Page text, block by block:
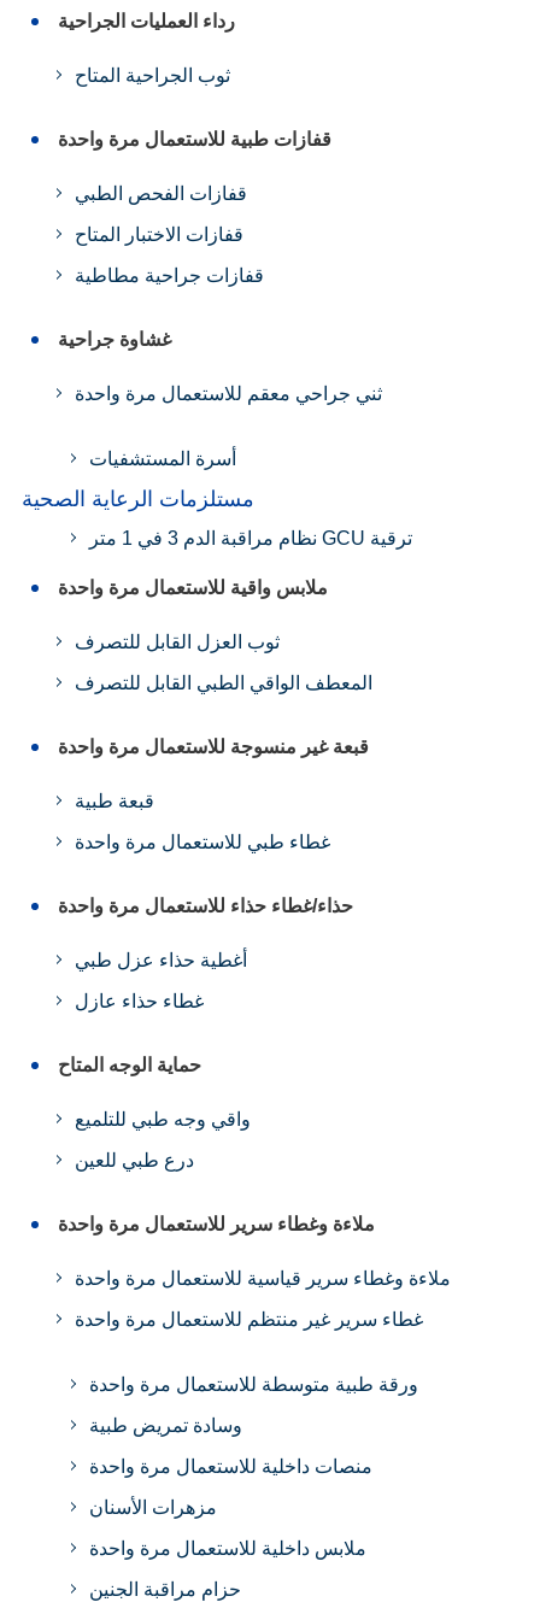
رداء العمليات الجراحية
ثوب الجراحية المتاح
قفازات طبية للاستعمال مرة واحدة
قفازات الفحص الطبي
قفازات الاختبار المتاح
قفازات جراحية مطاطية
غشاوة جراحية
ثني جراحي معقم للاستعمال مرة واحدة
أسرة المستشفيات
مستلزمات الرعاية الصحية
نظام مراقبة الدم 3 في 1 متر GCU ترقية
ملابس واقية للاستعمال مرة واحدة
ثوب العزل القابل للتصرف
المعطف الواقي الطبي القابل للتصرف
قبعة غير منسوجة للاستعمال مرة واحدة
قبعة طبية
غطاء طبي للاستعمال مرة واحدة
حذاء/غطاء حذاء للاستعمال مرة واحدة
أغطية حذاء عزل طبي
غطاء حذاء عازل
حماية الوجه المتاح
واقي وجه طبي للتلميع
درع طبي للعين
ملاءة وغطاء سرير للاستعمال مرة واحدة
ملاءة وغطاء سرير قياسية للاستعمال مرة واحدة
غطاء سرير غير منتظم للاستعمال مرة واحدة
ورقة طبية متوسطة للاستعمال مرة واحدة
وسادة تمريض طبية
منصات داخلية للاستعمال مرة واحدة
مزهرات الأسنان
ملابس داخلية للاستعمال مرة واحدة
حزام مراقبة الجنين